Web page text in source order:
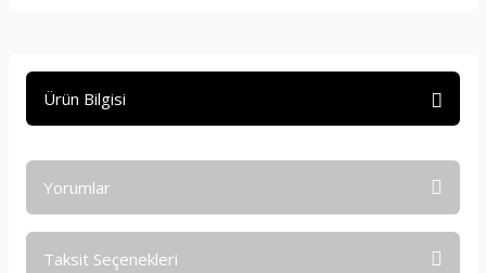
Ürün Bilgisi
Yorumlar
Taksit Seçenekleri